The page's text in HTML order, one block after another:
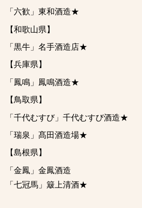
「六歓」東和酒造★
【和歌山県】
「黒牛」名手酒造店★
【兵庫県】
「鳳鳴」鳳鳴酒造★
【鳥取県】
「千代むすび」千代むすび酒造★
「瑞泉」髙田酒造場★
【島根県】
「金鳳」金鳳酒造
「七冠馬」簸上清酒★